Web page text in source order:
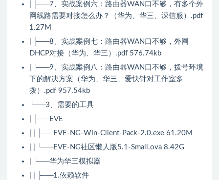
| ├──7、实战案例六：路由器WAN口不够，有多个外
网线路需要对接怎么办？（华为、华三、深信服）.pdf
1.27M
| ├──8、实战案例七：路由器WAN口不够，外网
DHCP对接（华为、华三）.pdf 576.74kb
| └──9、实战案例八：路由器WAN口不够，拨号环境
下的解决方案（华为、华三、爱快针对工作室多
拨）.pdf 957.54kb
└──3、需要的工具
| ├──EVE
| | ├──EVE-NG-Win-Client-Pack-2.0.exe 61.20M
| | └──EVE-NG社区懒人版5.1-Small.ova 8.42G
| └──华为华三模拟器
| | ├──1.依赖软件